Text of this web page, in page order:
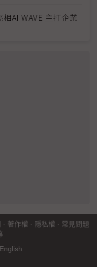
AI WAVE 主打企業
· 著作權 · 隱私權 · 常見問題
English